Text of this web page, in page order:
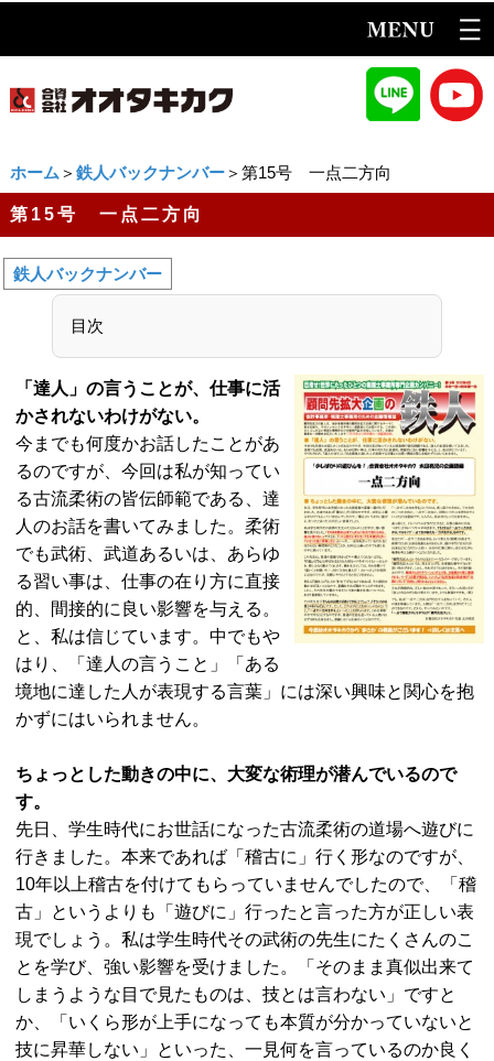
ホーム ＞ 鉄人バックナンバー＞第15号 一点二方向
第15号 一点二方向
鉄人バックナンバー
目次
「達人」の言うことが、仕事に活
かされないわけがない。
今までも何度かお話したことがあ
るのですが、今回は私が知ってい
る古流柔術の皆伝師範である、達
人のお話を書いてみました。柔術
でも武術、武道あるいは、あらゆ
る習い事は、仕事の在り方に直接
的、間接的に良い影響を与える。
と、私は信じています。中でもや
はり、「達人の言うこと」「ある
境地に達した人が表現する言葉」には深い興味と関心を抱
かずにはいられません。
ちょっとした動きの中に、大変な術理が潜んでいるので
す。
先日、学生時代にお世話になった古流柔術の道場へ遊びに
行きました。本来であれば「稽古に」行く形なのですが、
10年以上稽古を付けてもらっていませんでしたので、「稽
古」というよりも「遊びに」行ったと言った方が正しい表
現でしょう。私は学生時代その武術の先生にたくさんのこ
とを学び、強い影響を受けました。「そのまま真似出来て
しまうような目で見たものは、技とは言わない」ですと
か、「いくら形が上手になっても本質が分かっていないと
技に昇華しない」といった、一見何を言っているのか良く